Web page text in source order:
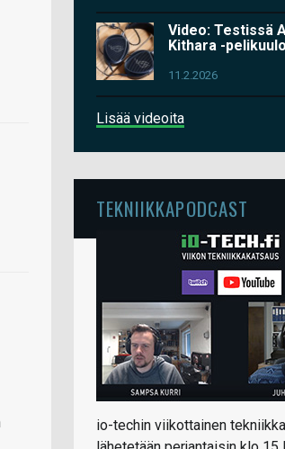
Video: Testissä
Kithara -
11.2.2026
Lisää videoita
TEKNIIKKAPODCAST
io-techin viikottainen